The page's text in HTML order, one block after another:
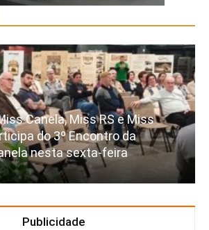
Canela, Miss RS e Miss
do 3º Encontro da
nesta sexta-feira
Publicidade